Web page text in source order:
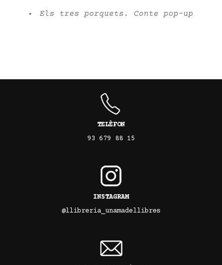
Els tres porquets. Conte pop-up
TELÈFON
93 679 88 15
INSTAGRAM
@llibreria_unamadellibres